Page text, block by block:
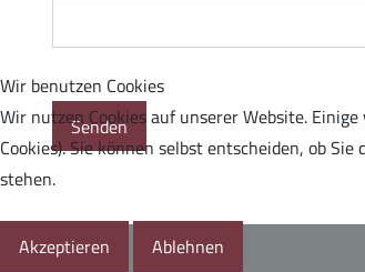
Senden
Wir benutzen Cookies
Wir nutzen Cookies auf unserer Website.
Cookies). Sie können selbst entscheiden, ob
stehen.
Akzeptieren
Ablehnen
Musik zur Ehre Gottes